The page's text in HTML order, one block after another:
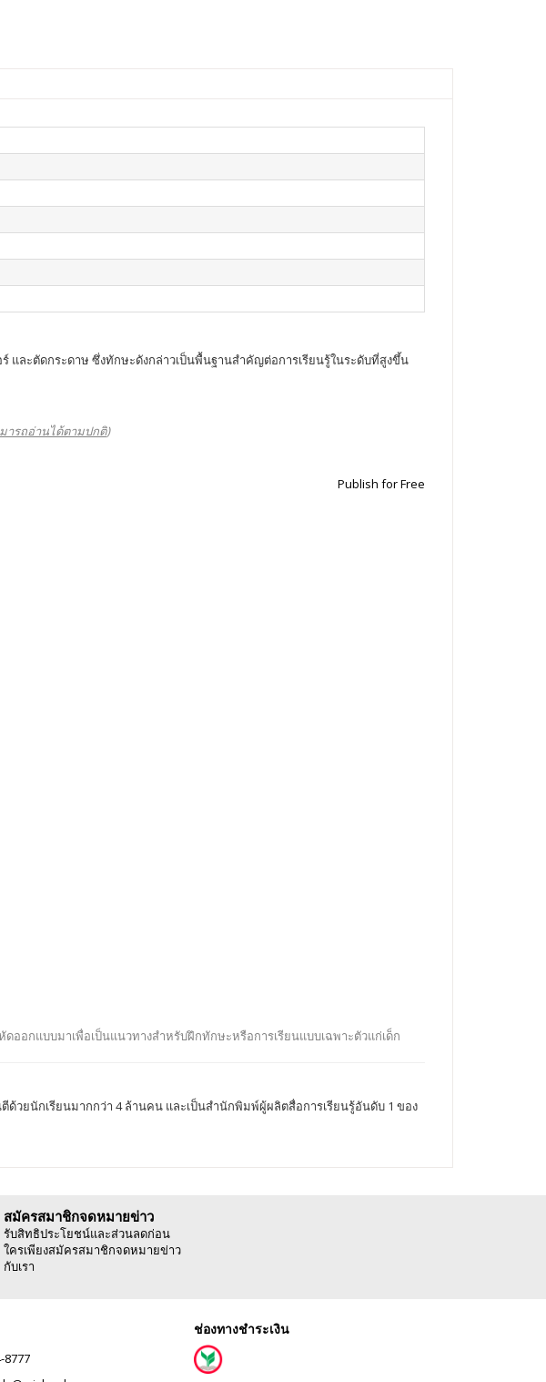
ละตัดกระดาษ ซึ่งทักษะดังกล่าวเป็นพื้นฐานสำคัญต่อการเรียนรู้ในระดับที่สูงขึ้น
ารถอ่านได้ตามปกติ)
Publish for Free
อกแบบมาเพื่อเป็นแนวทางสำหรับฝึกทักษะหรือการเรียนแบบเฉพาะตัวแก่เด็ก
ยนักเรียนมากกว่า 4 ล้านคน และเป็นสำนักพิมพ์ผู้ผลิตสื่อการเรียนรู้อันดับ 1 ของ
สมัครสมาชิกจดหมายข่าว
รับสิทธิประโยชน์และส่วนลดก่อน
ใครเพียงสมัครสมาชิกจดหมายข่าว
กับเรา
8777
ช่องทางชำระเงิน